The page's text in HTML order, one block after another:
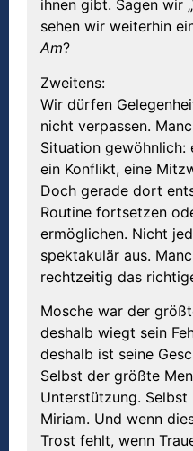
ihnen gibt. Sagen wir
sehen wir weiterhin
Am?
Zweitens:
Wir dürfen
nicht verpassen.
Situation gewöhnlich:
ein Konflikt, eine
Doch gerade dort
Routine fortsetzen
ermöglichen. Nicht
spektakulär aus.
rechtzeitig das
Mosche war der
deshalb wiegt sein
deshalb ist seine
Selbst der größte
Unterstützung.
Miriam. Und wenn
Trost fehlt, wenn